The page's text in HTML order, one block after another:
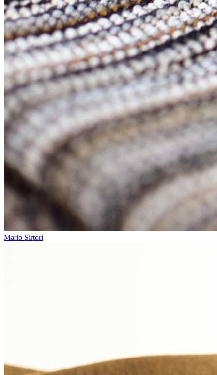
Mario Sirtori